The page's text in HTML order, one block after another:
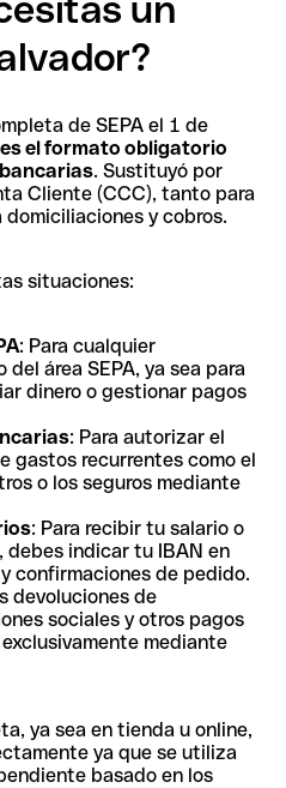
un
de SEPA el 1 de
es el formato obligatorio
. Sustituyó por
Cliente (CCC), tanto para
y cobros.
situaciones:
: Para cualquier
área SEPA, ya sea para
dinero o gestionar pagos
: Para autorizar el
gastos recurrentes como el
o los seguros mediante
: Para recibir tu salario o
debes indicar tu IBAN en
confirmaciones de pedido.
devoluciones de
sociales y otros pagos
mediante
ya sea en tienda u online,
ya que se utiliza
basado en los